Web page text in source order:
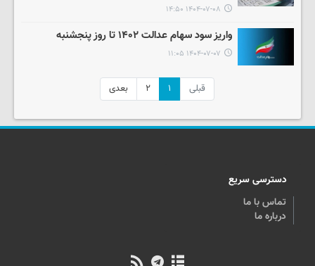
۱۴۰۴-۰۷-۰۸ ۱۴:۵۰
واریز سود سهام عدالت ۱۴۰۲ تا روز پنجشنبه
۱۴۰۴-۰۷-۰۷ ۱۱:۰۵
قبلی ۱ ۲ بعدی
دسترسی سریع
تماس با ما
درباره ما